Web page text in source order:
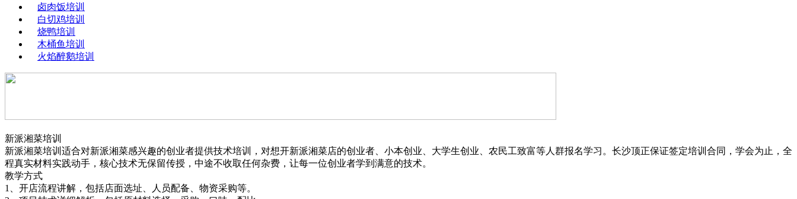
卤肉饭培训
白切鸡培训
烧鸭培训
木桶鱼培训
火焰醉鹅培训
新派湘菜培训
新派湘菜培训适合对新派湘菜感兴趣的创业者提供技术培训，对想开新派湘菜店的创业者、小本创业、大学生创业、农民工致富等人群报名学习。长沙顶正保证签定培训合同，学会为止，全
程真实材料实践动手，核心技术无保留传授，中途不收取任何杂费，让每一位创业者学到满意的技术。
教学方式
1、开店流程讲解，包括店面选址、人员配备、物资采购等。